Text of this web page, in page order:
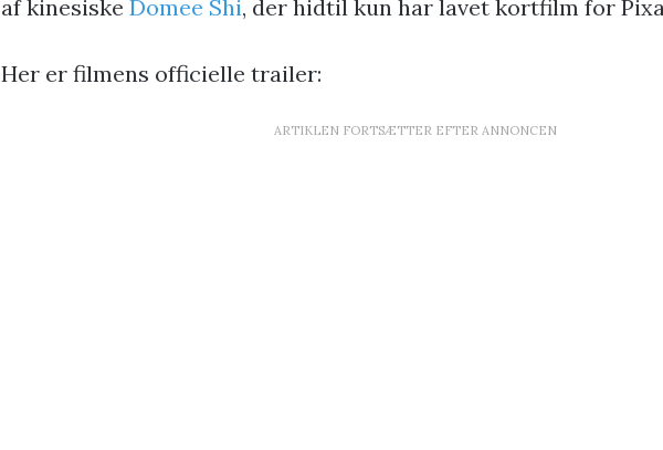
af kinesiske Domee Shi, der hidtil kun har lavet kortfilm for
Her er filmens officielle trailer:
ARTIKLEN FORTSÆTTER EFTER ANNONCEN